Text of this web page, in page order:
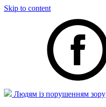
Skip to content
Людям із порушенням зору